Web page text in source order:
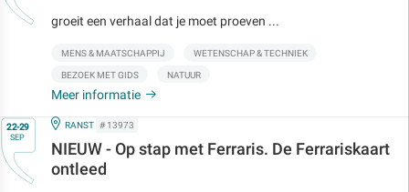
groeit een verhaal dat je moet proeven ...
MENS & MAATSCHAPPIJ WETENSCHAP & TECHNIEK
BEZOEK MET GIDS NATUUR
Meer informatie
Op22-29
SEP
IN
RANST # 13973
NIEUW - Op stap met Ferraris. De Ferrariskaart
ontleed